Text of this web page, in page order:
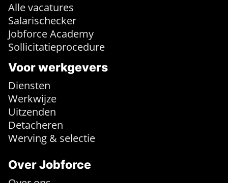
Alle vacatures
Salarischecker
Jobforce Academy
Sollicitatieprocedure
Voor werkgevers
Diensten
Werkwijze
Uitzenden
Detacheren
Werving & selectie
Over Jobforce